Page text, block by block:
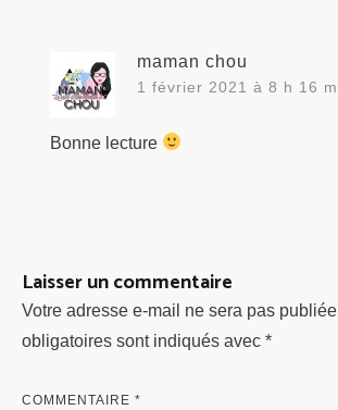
maman chou
1 février 2021 à 8 h 16
Bonne lecture
Laisser un commentaire
Votre adresse e-mail ne sera pas
obligatoires sont indiqués avec *
COMMENTAIRE *